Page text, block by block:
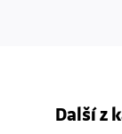
Další z